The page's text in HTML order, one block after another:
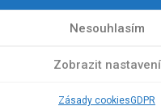
Nesouhlasím
Zobrazit nastavení
Zásady cookiesGDPR